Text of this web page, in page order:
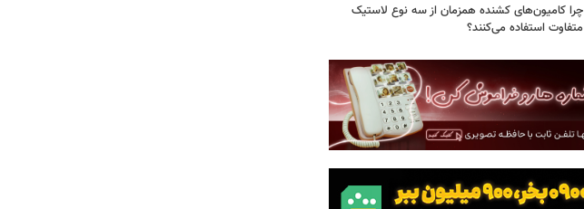
چرا کامیون‌های کشنده همزمان از سه نوع لاستیک
متفاوت استفاده می‌کنند؟